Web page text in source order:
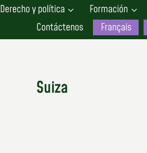
Derecho y política Formación
Contáctenos
Français
Suiza